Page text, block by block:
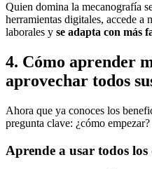
Quien domina la mecanografía
herramientas digitales, accede a
laborales y se adapta con más
4. Cómo aprender
aprovechar todos
Ahora que ya conoces los
pregunta clave: ¿cómo empezar?
Aprende a usar todos los